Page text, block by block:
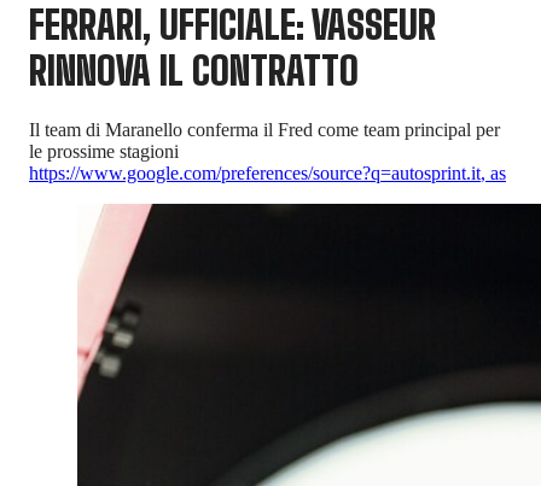
FERRARI, UFFICIALE: VASSEUR
RINNOVA IL CONTRATTO
Il team di Maranello conferma il Fred come team principal per
le prossime stagioni
https://www.google.com/preferences/source?q=autosprint.it, as